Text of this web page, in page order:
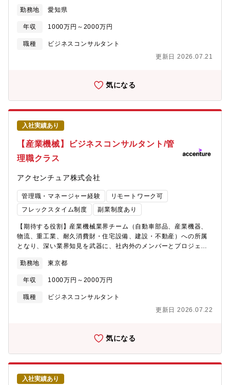
客様は大きな変革局面にあり、デジタルやITを活用した社内の改
革、新しいテクノロジーを梃子にした新規ビジネスの立ち上げ、M
＆Aによる新収益機会獲得等々の大きな改革が不可欠です。本ポジ
ションでは自動車業界コンサルタントとして、下記のようなテー
す。■自動車販売オペレーションBPR/BPO■全社業務変革構想・実
ーション■R＆Dアウトソーシング■Software Defined Car■EV開
発■カーボンニュートラル・サステナビリティ■ブランド戦略/D2C
モデル構築【プロジェクト事例】テクノロジーを活用した事業開
発からデジタル業務改革まで、企業のみならずモビリティ業界の
構造を変えるようなトランスフォーメーションのプランニングか
ら実行を支援しています。■自動車会社A社：自動運転LV4車両の
市場ローンチ戦略策定■自動車会社B社：EVを活用したサービス事
業開発・立ち上げ支援■通信会社C社：国内市場向け自動運転モビ
リティサービス開発支援■自動車サプライヤーD社:ソフトウェア事
力】■グローバルネットワークとテクノロジーの強みを活かして、
自動車業界トップ企業の大きなトランスフォーメーションを企
画・実行いただく、大きなやりがいと成長機会のあるポジション
です。■R＆D、サプライチェーン、マーケティング、販売、サス
テナビリティなど、様々なサービスで支援を行い、クライアント
の既存事業効率化と成長を実現する新規事業領域への転換の両輪
を同時並行で推進するため、幅広い経験を積むことができ、市場
価値が高まります。
勤務地 愛知県
年収 1000万円～2000万円
職種
ビジネスコンサルタント
更新日 2026.07.21
気になる
入社実績あり
【産業機械】ビジネスコンサルタント/管
理職クラス
アクセンチュア株式会社
管理職・マネージャー経験
リモートワーク可
フレックスタイム制度
副業制度あり
【期待する役割】産業機械業界チーム（自動車部品、産業機器、
物流、重工業、耐久消費財・住宅設備、建設・不動産）への所属
となり、深い業界知見を武器に、社内外のメンバーとプロジェク
が向上するためのプラン策定や変革の実行をリードします。【業
務内容】製造業のお客様は大きな変革局面にあり、デジタルやIT
を活用した社内の改革、新しいテクノロジーを梃子にした新規ビ
ジネスの立ち上げ、M＆Aによる新収益機会獲得等々の大きな改革
コンサルタントとして、下記のようなテーマに携わり、業界全
ェーン、会計、経営管理、人事にまたがる全社改革■ものづくり
DX基盤整備■建設プロジェクトDX■サステナビリティ戦略策定・
実行支援【おすすめポイント】■グローバルネットワークとテクノ
ロジーの強みを活かして、製造業界トップ企業の大きなトランス
フォーメーションを企画・実行いただく、大きなやりがいと成長
機会のあるポジションです。■R＆D、サプライチェーン、販売、
勤務地 東京都
年収 1000万円～2000万円
職種
ビジネスコンサルタント
更新日 2026.07.22
気になる
入社実績あり